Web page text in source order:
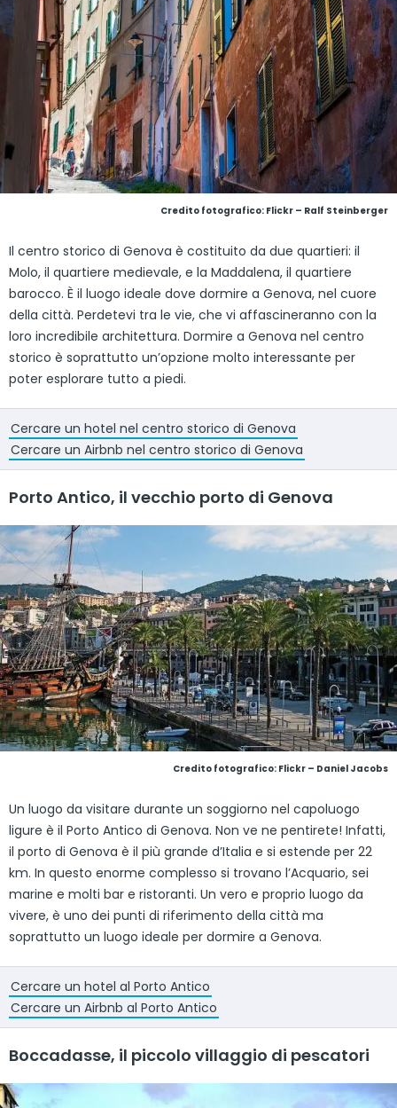
Credito fotografico: Flickr – Ralf Steinberger
Il centro storico di Genova è costituito da due quartieri: il
Molo, il quartiere medievale, e la Maddalena, il quartiere
barocco. È il luogo ideale dove dormire a Genova, nel cuore
della città. Perdetevi tra le vie, che vi affascineranno con la
loro incredibile architettura. Dormire a Genova nel centro
storico è soprattutto un’opzione molto interessante per
poter esplorare tutto a piedi.
Cercare un hotel nel centro storico di Genova
Cercare un Airbnb nel centro storico di Genova
Porto Antico, il vecchio porto di Genova
Credito fotografico: Flickr – Daniel Jacobs
Un luogo da visitare durante un soggiorno nel capoluogo
ligure è il Porto Antico di Genova. Non ve ne pentirete! Infatti,
il porto di Genova è il più grande d’Italia e si estende per 22
km. In questo enorme complesso si trovano l’Acquario, sei
marine e molti bar e ristoranti. Un vero e proprio luogo da
vivere, è uno dei punti di riferimento della città ma
soprattutto un luogo ideale per dormire a Genova.
Cercare un hotel al Porto Antico
Cercare un Airbnb al Porto Antico
Boccadasse, il piccolo villaggio di pescatori